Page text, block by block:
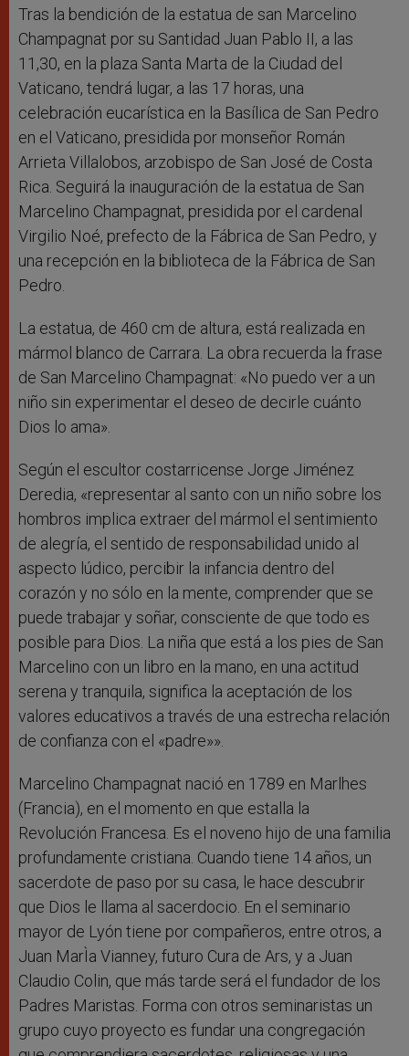
Tras la bendición de la estatua de san Marcelino
Champagnat por su Santidad Juan Pablo II, a las
11,30, en la plaza Santa Marta de la Ciudad del
Vaticano, tendrá lugar, a las 17 horas, una
celebración eucarística en la Basílica de San Pedro
en el Vaticano, presidida por monseñor Román
Arrieta Villalobos, arzobispo de San José de Costa
Rica. Seguirá la inauguración de la estatua de San
Marcelino Champagnat, presidida por el cardenal
Virgilio Noé, prefecto de la Fábrica de San Pedro, y
una recepción en la biblioteca de la Fábrica de San
Pedro.
La estatua, de 460 cm de altura, está realizada en
mármol blanco de Carrara. La obra recuerda la frase
de San Marcelino Champagnat: «No puedo ver a un
niño sin experimentar el deseo de decirle cuánto
Dios lo ama».
Según el escultor costarricense Jorge Jiménez
Deredia, «representar al santo con un niño sobre los
hombros implica extraer del mármol el sentimiento
de alegría, el sentido de responsabilidad unido al
aspecto lúdico, percibir la infancia dentro del
corazón y no sólo en la mente, comprender que se
puede trabajar y soñar, consciente de que todo es
posible para Dios. La niña que está a los pies de San
Marcelino con un libro en la mano, en una actitud
serena y tranquila, significa la aceptación de los
valores educativos a través de una estrecha relación
de confianza con el «padre»».
Marcelino Champagnat nació en 1789 en Marlhes
(Francia), en el momento en que estalla la
Revolución Francesa. Es el noveno hijo de una familia
profundamente cristiana. Cuando tiene 14 años, un
sacerdote de paso por su casa, le hace descubrir
que Dios le llama al sacerdocio. En el seminario
mayor de Lyón tiene por compañeros, entre otros, a
Juan MarÌa Vianney, futuro Cura de Ars, y a Juan
Claudio Colin, que más tarde será el fundador de los
Padres Maristas. Forma con otros seminaristas un
grupo cuyo proyecto es fundar una congregación